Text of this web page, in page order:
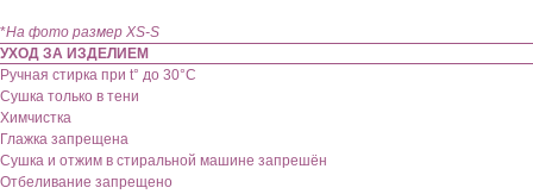
*На фото размер XS-S
УХОД ЗА ИЗДЕЛИЕМ
Ручная стирка при t° до 30°C
Сушка только в тени
Химчистка
Глажка запрещена
Сушка и отжим в стиральной машине запрешён
Отбеливание запрещено